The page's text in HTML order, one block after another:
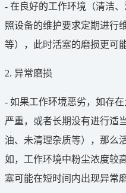
- 在良好的工作环境（清洁
照设备的维护要求定期进行
等），此时活塞的磨损更可
2. 异常磨损
- 如果工作环境恶劣，如存
严重，或者长期没有进行适
油、未清理杂质等），那么
如，工作环境中粉尘浓度较
塞可能在短时间内出现异常磨